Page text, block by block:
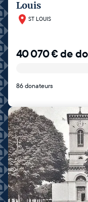
Louis
ST LOUIS
40 070€de
86 donateurs